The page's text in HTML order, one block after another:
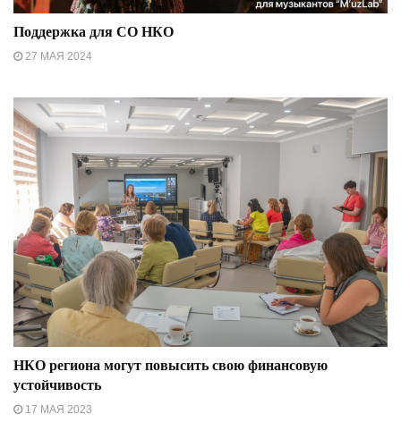
Поддержка для СО НКО
27 МАЯ 2024
НКО региона могут повысить свою финансовую
устойчивость
17 МАЯ 2023